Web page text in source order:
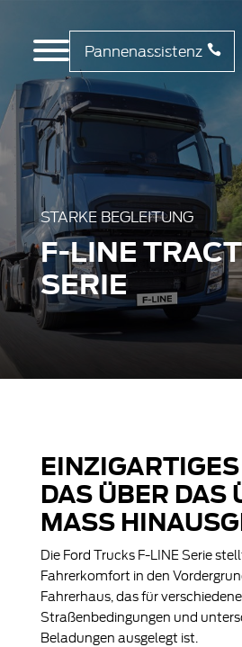
Pannenassistenz
STARKE BEGLEITUNG
F-LINE
SERIE
DAS ÜBER DAS
MASS
Die Ford Trucks F-LINE Serie
Fahrerkomfort in den
Fahrerhaus, das für verschiedene
Straßenbedingungen und
Beladungen ausgelegt ist.